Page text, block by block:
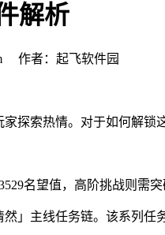
解析
作者：起飞软件园
探索热情。对于如何解
名望值，高阶挑战则需
」主线任务链。该系列